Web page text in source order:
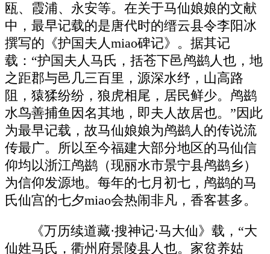
瓯、霞浦、永安等。在关于马仙娘娘的文献
中，最早记载的是唐代时的缙云县令李阳冰
撰写的《护国夫人miao碑记》。据其记
载：“护国夫人马氏，括苍下邑鸬鹚人也，地
之距郡与邑几三百里，源深水纾，山高路
阻，猿猱纷纷，狼虎相尾，居民鲜少。鸬鹚
水鸟善捕鱼因名其地，即夫人故居也。”因此
为最早记载，故马仙娘娘为鸬鹚人的传说流
传最广。所以至今福建大部分地区的马仙信
仰均以浙江鸬鹚（现丽水市景宁县鸬鹚乡）
为信仰发源地。每年的七月初七，鸬鹚的马
氏仙宫的七夕miao会热闹非凡，香客甚多。
《万历续道藏·搜神记·马大仙》载，“大
仙姓马氏，衢州府景陵县人也。家贫养姑